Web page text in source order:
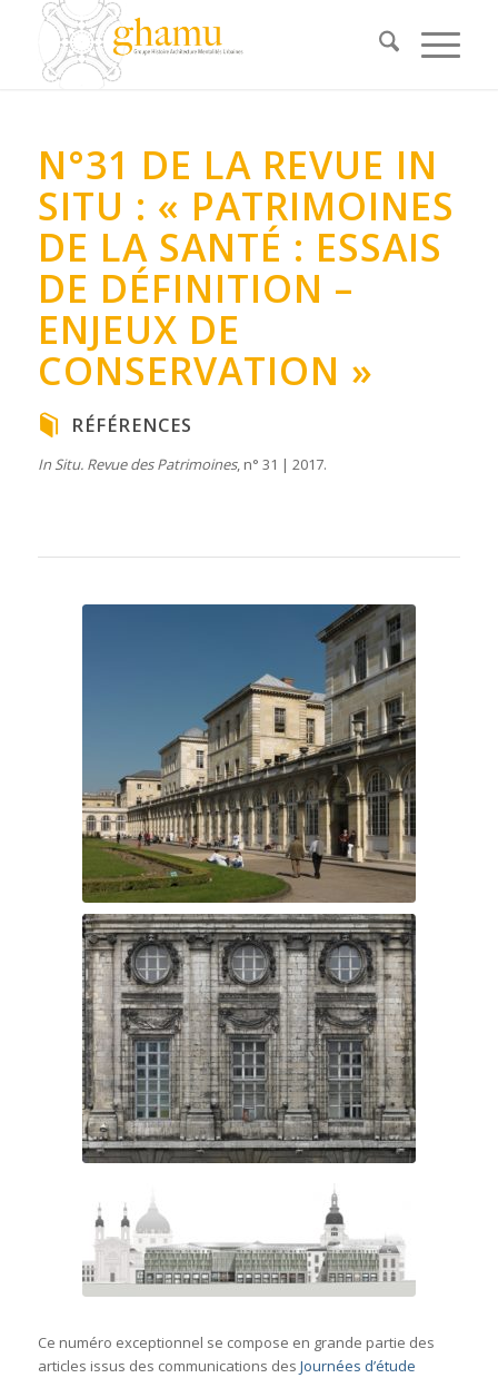
N°31 DE LA REVUE IN
SITU : « PATRIMOINES
DE LA SANTÉ : ESSAIS
DE DÉFINITION –
ENJEUX DE
CONSERVATION »
RÉFÉRENCES
In Situ. Revue des Patrimoines, n° 31 | 2017.
Ce numéro exceptionnel se compose en grande partie des
articles issus des communications des Journées d’étude